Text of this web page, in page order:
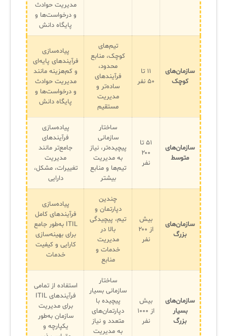
مدیریت حوادث
و درخواست‌ها و
پایگاه دانش
سازمان‌های
کوچک
۱۱ تا
۵۰ نفر
تیم‌های
کوچک، منابع
محدود،
فرآیندهای
ساده‌تر و
مدیریت
مستقیم
پیاده‌سازی
فرآیندهای پایه‌ای
و کم‌هزینه مانند
مدیریت حوادث
و درخواست‌ها و
پایگاه دانش
سازمان‌های
متوسط
۵۱ تا
۲۰۰
نفر
ساختار
سازمانی
پیچیده‌تر، نیاز
به مدیریت
تیم‌ها و منابع
بیشتر
پیاده‌سازی
فرآیندهای
جامع‌تر مانند
مدیریت
تغییرات، مشکل،
دارایی
سازمان‌های
بزرگ
بیش
از ۲۰۰
نفر
چندین
دپارتمان و
تیم، پیچیدگی
بالا در
مدیریت
خدمات و
منابع
پیاده‌سازی
فرآیندهای کامل
ITIL به‌طور جامع
برای بهینه‌سازی
کارایی و کیفیت
خدمات
سازمان‌های
بسیار
بزرگ
بیش
از ۱۰۰۰
نفر
ساختار
سازمانی بسیار
پیچیده با
دپارتمان‌های
متعدد و نیاز
به مدیریت
استفاده از تمامی
فرآیندهای ITIL
برای مدیریت
سازمان به‌طور
یکپارچه و